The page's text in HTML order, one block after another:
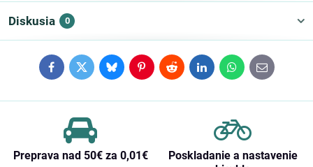
Diskusia 0
FacebookTwitterBlueskyPinterestRedditLinkedInWhatsApp
E-
mail
Preprava nad 50€ za 0,01€
Poskladanie a nastavenie